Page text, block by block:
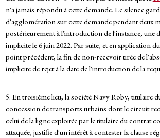
n'a jamais répondu à cette demande. Le silence
d'agglomération sur cette demande pendant deux
postérieurement à l'introduction de l'instance, une
implicite le 6 juin 2022. Par suite, et en application
point précédent, la fin de non-recevoir tirée de
implicite de rejet à la date de l'introduction de la
5. En troisième lieu, la société Navy Roby, titulaire
concession de transports urbains dont le circuit
celui de la ligne exploitée par le titulaire du contrat
attaquée, justifie d'un intérêt à contester la clause